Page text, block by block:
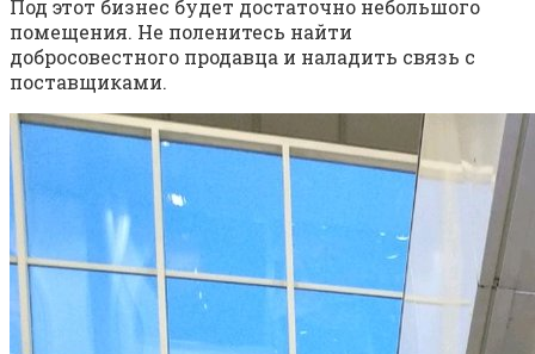
Под этот бизнес будет достаточно небольшого
помещения. Не поленитесь найти
добросовестного продавца и наладить связь с
поставщиками.